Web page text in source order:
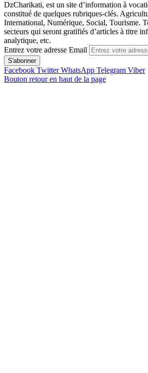
DzCharikati, est un site d’information à
constitué de quelques rubriques-clés.
International, Numérique, Social, Tourisme.
secteurs qui seront gratifiés d’articles à titre
analytique, etc.
Entrez votre adresse Email
Facebook Twitter WhatsApp Telegram Viber
Bouton retour en haut de la page